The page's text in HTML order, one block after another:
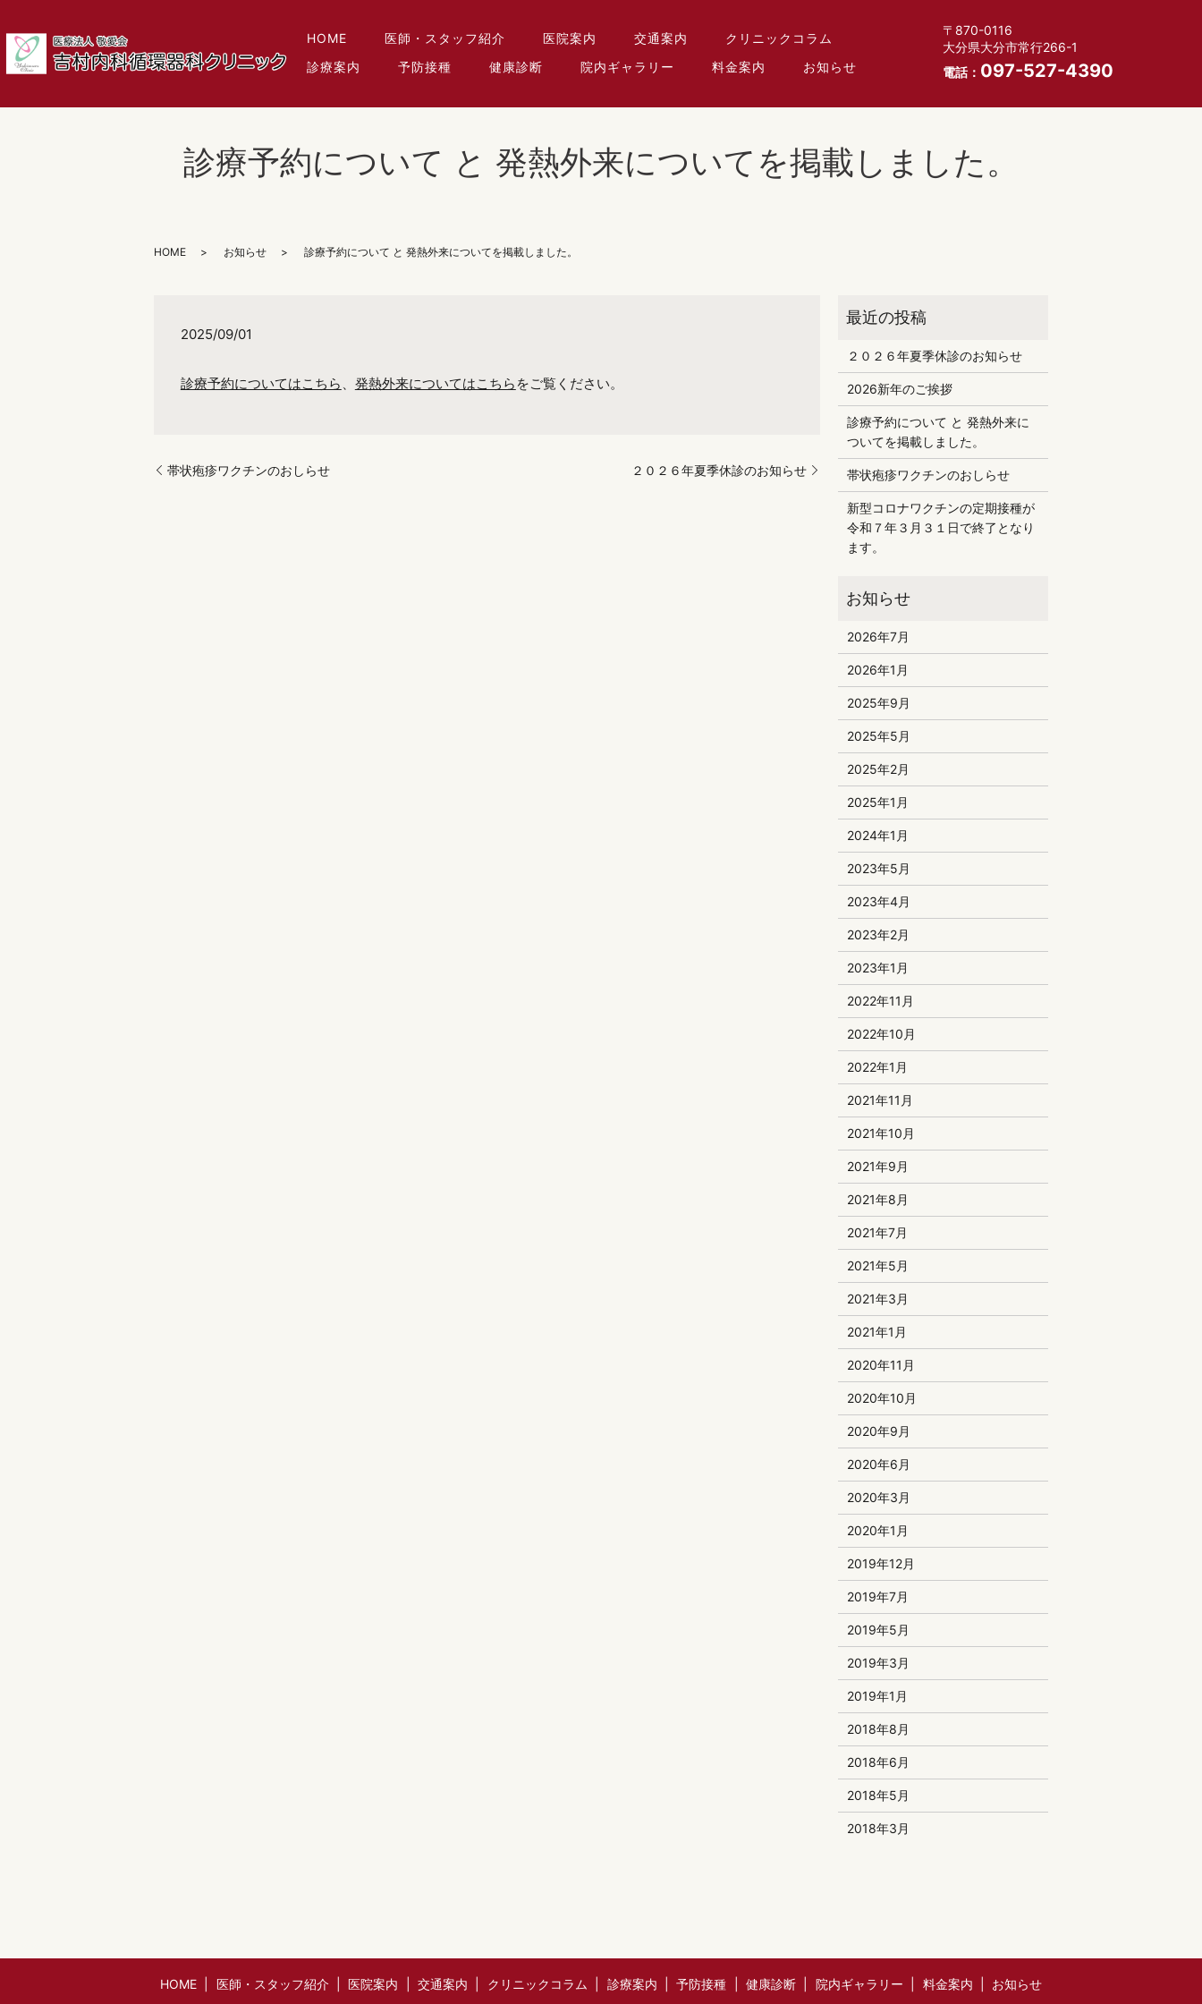
HOME 医師・スタッフ紹介 医院案内 交通案内
クリニックコラム
診療案内
予防接種 健康診断 院内ギャラリー 料金案内 お知らせ
〒870-0116
大分県大分市常行266-1
電話： 097-527-4390
診療予約について と 発熱外来についてを掲載しました。
HOME お知らせ 診療予約について と 発熱外来についてを掲載しました。
2025/09/01
診療予約についてはこちら 、 発熱外来についてはこちら をご覧ください。
帯状疱疹ワクチンのおしらせ ２０２６年夏季休診のお知らせ
２０２６年夏季休診のお知らせ
2026新年のご挨拶
診療予約について と 発熱外来に
ついてを掲載しました。
帯状疱疹ワクチンのおしらせ
新型コロナワクチンの定期接種が
令和７年３月３１日で終了となり
ます。
2026年7月
2026年1月
2025年9月
2025年5月
2025年2月
2025年1月
2024年1月
2023年5月
2023年4月
2023年2月
2023年1月
2022年11月
2022年10月
2022年1月
2021年11月
2021年10月
2021年9月
2021年8月
2021年7月
2021年5月
2021年3月
2021年1月
2020年11月
2020年10月
2020年9月
2020年6月
2020年3月
2020年1月
2019年12月
2019年7月
2019年5月
2019年3月
2019年1月
2018年8月
2018年6月
2018年5月
2018年3月
HOME 医師・スタッフ紹介 医院案内 交通案内 クリニックコラム 診療案内 予防接種 健康診断 院内ギャラリー 料金案内 お知らせ